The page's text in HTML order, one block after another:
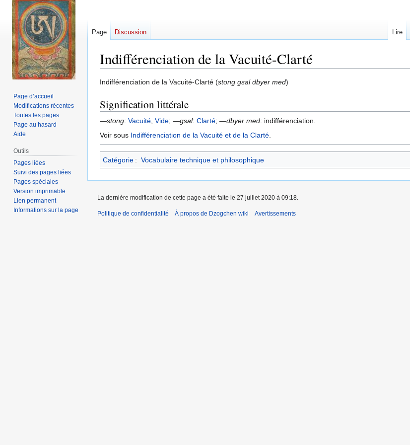
Indifférenciation de la Vacuité-Clarté
Aller
la
navigation
Aller
la
recherche
Indifférenciation de la Vacuité-Clarté (stong gsal dbyer med)
Signification littérale
—stong: Vacuité, Vide; —gsal: Clarté; —dbyer med: indifférenciation.
Voir sous Indifférenciation de la Vacuité et de la Clarté.
Catégorie : Vocabulaire technique et philosophique
Page Discussion Lire
Page d’accueil
Modifications récentes
Toutes les pages
Page au hasard
Aide
Outils
Pages liées
Suivi des pages liées
Pages spéciales
Version imprimable
Lien permanent
Informations sur la page
La dernière modification de cette page a été faite le 27 juillet 2020 à 09:18.
Politique de confidentialité À propos de Dzogchen wiki Avertissements